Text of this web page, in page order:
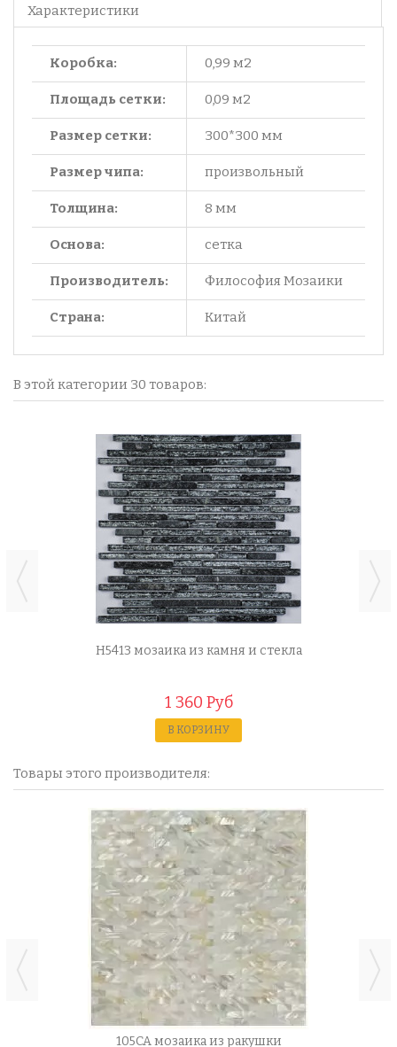
Характеристики
Коробка: 0,99 м2
Площадь сетки: 0,09 м2
Размер сетки: 300*300 мм
Размер чипа: произвольный
Толщина: 8 мм
Основа: сетка
Производитель: Философия Мозаики
Страна: Китай
В этой категории 30 товаров:
H5413 мозаика из камня и стекла
1 360 Руб
В КОРЗИНУ
Товары этого производителя:
105CA мозаика из ракушки